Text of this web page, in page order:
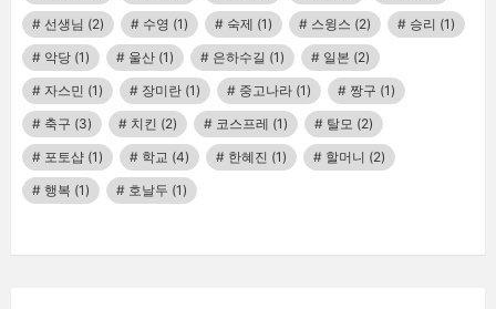
선생님 (2) 수영 (1) 숙제 (1) 스윙스 (2) 승리 (1)
악당 (1) 울산 (1) 은하수길 (1) 일본 (2)
자스민 (1) 장미란 (1) 중고나라 (1) 짱구 (1)
축구 (3) 치킨 (2) 코스프레 (1) 탈모 (2)
포토샵 (1) 학교 (4) 한혜진 (1) 할머니 (2)
행복 (1) 호날두 (1)